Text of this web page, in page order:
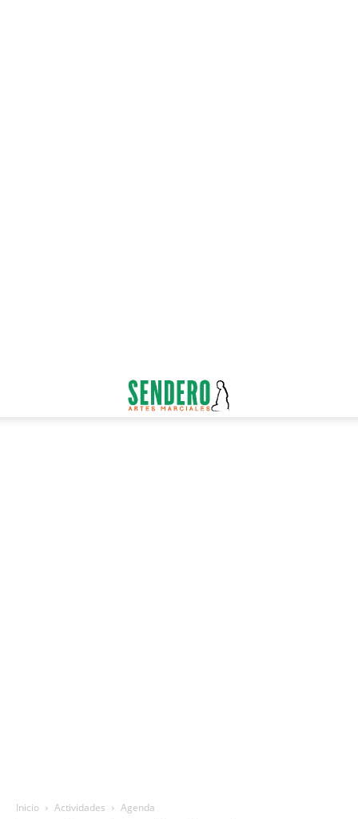
Inicio Actividades Agenda